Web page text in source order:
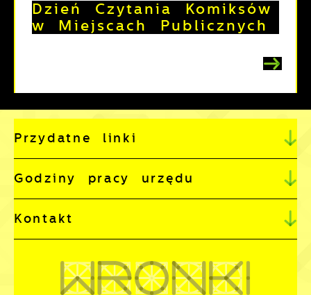
Dzień Czytania Komiksów
w Miejscach Publicznych
Przydatne linki
Godziny pracy urzędu
Kontakt